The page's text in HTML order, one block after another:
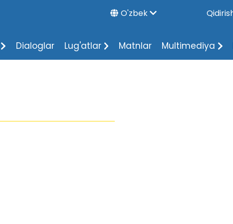
O'zbek
Dialoglar Lug'atlar Matnlar Multimediya